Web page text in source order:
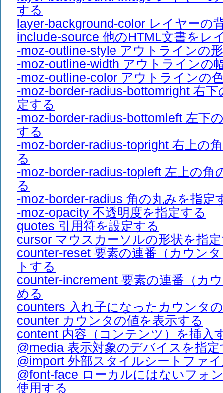
する
layer-background-color レイヤーの
include-source 他のHTML文書をレ
-moz-outline-style アウトラインの
-moz-outline-width アウトラインの
-moz-outline-color アウトラインの
-moz-border-radius-bottomright 右
定する
-moz-border-radius-bottomleft 左下
する
-moz-border-radius-topright 右上の
る
-moz-border-radius-topleft 左上の角
る
-moz-border-radius 角の丸みを指定
-moz-opacity 不透明度を指定する
quotes 引用符を設定する
cursor マウスカーソルの形状を指
counter-reset 要素の連番（カウン
トする
counter-increment 要素の連番（カ
める
counters 入れ子になったカウンタ
counter カウンタの値を表示する
content 内容（コンテンツ）を挿入
@media 表示対象のデバイスを指
@import 外部スタイルシートファ
@font-face ローカルにはないフォ
使用する